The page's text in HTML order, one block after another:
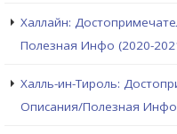
Халлайн:
Полезная Инфо (2020-
Халль-ин-Тироль:
Описания/Полезная Инфо